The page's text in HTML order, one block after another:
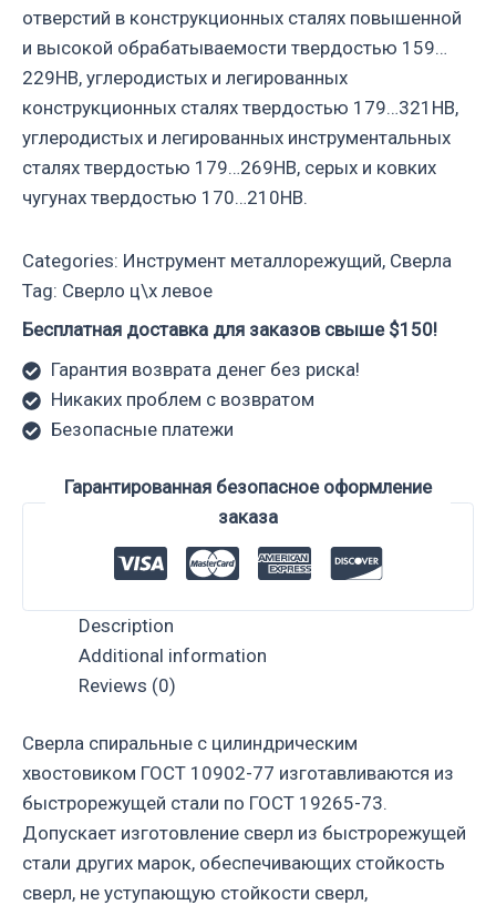
отверстий в конструкционных сталях повышенной
и высокой обрабатываемости твердостью 159…
229НВ, углеродистых и легированных
конструкционных сталях твердостью 179…321НВ,
углеродистых и легированных инструментальных
сталях твердостью 179…269НВ, серых и ковких
чугунах твердостью 170…210НВ.
Categories: Инструмент металлорежущий, Сверла
Tag: Сверло ц\х левое
Бесплатная доставка для заказов свыше $150!
Гарантия возврата денег без риска!
Никаких проблем с возвратом
Безопасные платежи
Гарантированная безопасное оформление
заказа
Description
Additional information
Reviews (0)
Сверла спиральные с цилиндрическим
хвостовиком ГОСТ 10902-77 изготавливаются из
быстрорежущей стали по ГОСТ 19265-73.
Допускает изготовление сверл из быстрорежущей
стали других марок, обеспечивающих стойкость
сверл, не уступающую стойкости сверл,